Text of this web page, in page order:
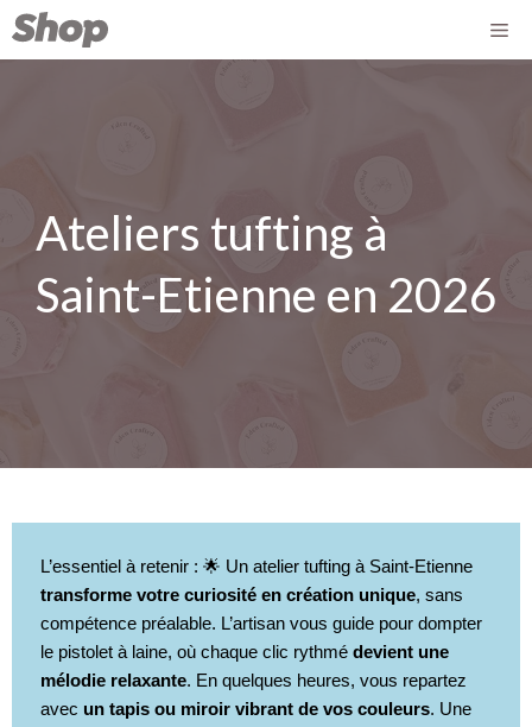
Ateliers tufting à
Saint-Etienne en 2026
L’essentiel à retenir : 🌟 Un atelier tufting à Saint-Etienne
transforme votre curiosité en création unique, sans
compétence préalable. L’artisan vous guide pour dompter
le pistolet à laine, où chaque clic rythmé devient une
mélodie relaxante. En quelques heures, vous repartez
avec un tapis ou miroir vibrant de vos couleurs. Une